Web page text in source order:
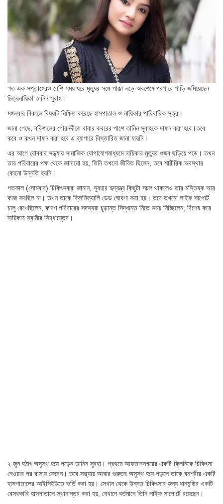
গত এক সপ্তাহেরও বেশি সময় ধরে মৃত্যুর সঙ্গে পাঞ্জা লড়ে অবশেষে পরপারে পাড়ি জমিয়েছেন
চিত্রনায়িকা তানিন সুবাহ।
মঙ্গলবার বিকালে বিষয়টি নিশ্চিত করেছে হাসপাতাল ও নায়িকার পারিবারিক সূত্র।
জানা গেছে, বরিশালের গৌরনদীতে বাবার কবরের পাশে তানিন সুবাহকে দাফন করা হবে।তবে
কবে ও কখন দাফন করা হবে এ ব্যাপারে বিস্তারিত জানা যায়নি।
এর আগে রোববার সন্ধ্যায় সামাজিক যোগাযোগমাধ্যমে নায়িকার মৃত্যুর গুজব ছড়িয়ে পড়ে। তখন
তার পরিবারের পক্ষ থেকে জানানো হয়, তিনি তখনো জীবিত ছিলেন, তবে শারীরিক অবস্থার
কোনো উন্নতি হয়নি।
গতকাল (সোমবার) চিকিৎসকরা জানান, সুবহার হৃদ্যন্ত্র কিছুটা সচল থাকলেও তার মস্তিষ্ক আর
কাজ করছিল না। তখন তাকে ক্লিনিক্যালি ডেড ঘোষণা করা হয়। তবে তখনো লাইফ সাপোর্ট
চালু রেখেছিলেন, কারণ পরিবারের সদস্যরা চূড়ান্ত সিদ্ধান্ত নিতে সময় নিচ্ছিলেন; বিশেষ করে
নায়িকার স্বামীর সিদ্ধান্তের।
২ জুন হঠাৎ অসুস্থ হয়ে পড়েন তানিন সুবহা। প্রথমে আফতাবনগরের একটি ক্লিনিকে চিকিৎসা
নেওয়ার পর বাসায় ফেরেন। তবে সন্ধ্যায় আবার গুরুতর অসুস্থ হয়ে পড়লে তাকে বনশ্রীর একটি
হাসপাতালের আইসিইউতে ভর্তি করা হয়। সেখান থেকে উন্নত চিকিৎসার জন্য ধানমন্ডির একটি
বেসরকারি হাসপাতালে স্থানান্তর করা হয়, যেখানে বর্তমানে তিনি লাইফ সাপোর্টে রয়েছেন।